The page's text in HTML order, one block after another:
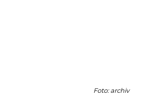
Foto: archiv